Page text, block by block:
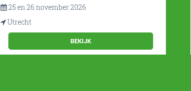
25 en 26 november 2026
Utrecht
BEKIJK